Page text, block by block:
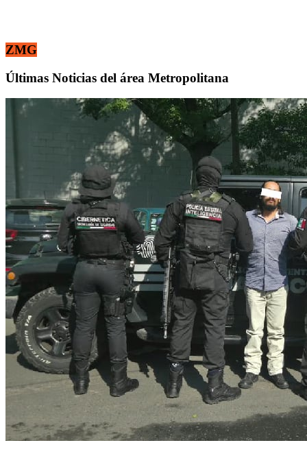
ZMG
Últimas Noticias del área Metropolitana